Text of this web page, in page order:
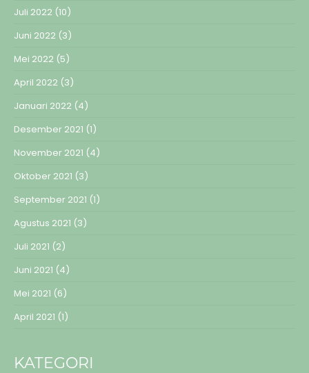
Juli 2022 (10)
Juni 2022 (3)
Mei 2022 (5)
April 2022 (3)
Januari 2022 (4)
Desember 2021 (1)
November 2021 (4)
Oktober 2021 (3)
September 2021 (1)
Agustus 2021 (3)
Juli 2021 (2)
Juni 2021 (4)
Mei 2021 (6)
April 2021 (1)
KATEGORI